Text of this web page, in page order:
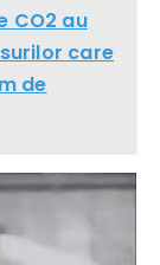
CO2 au
care
de